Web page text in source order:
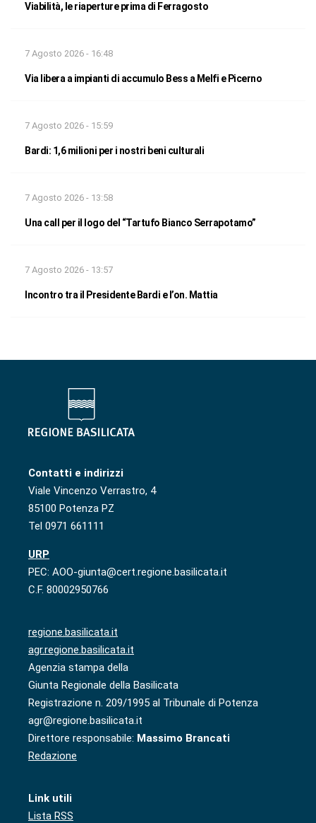
Viabilità, le riaperture prima di Ferragosto
7 Agosto 2026 - 16:48
Via libera a impianti di accumulo Bess a Melfi e Picerno
7 Agosto 2026 - 15:59
Bardi: 1,6 milioni per i nostri beni culturali
7 Agosto 2026 - 13:58
Una call per il logo del “Tartufo Bianco Serrapotamo”
7 Agosto 2026 - 13:57
Incontro tra il Presidente Bardi e l’on. Mattia
Contatti e indirizzi
Viale Vincenzo Verrastro, 4
85100 Potenza PZ
Tel 0971 661111
URP
PEC: AOO-giunta@cert.regione.basilicata.it
C.F. 80002950766
regione.basilicata.it
agr.regione.basilicata.it
Agenzia stampa della
Giunta Regionale della Basilicata
Registrazione n. 209/1995 al Tribunale di Potenza
agr@regione.basilicata.it
Direttore responsabile: Massimo Brancati
Redazione
Link utili
Lista RSS